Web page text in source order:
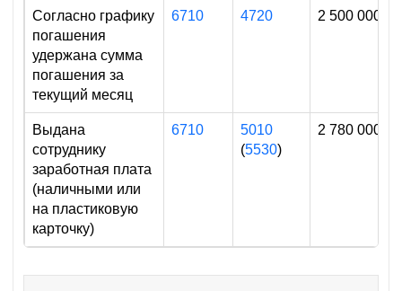
Согласно графику
погашения
удержана сумма
погашения за
текущий месяц
6710 4720 2 500 000
Выдана
сотруднику
заработная плата
(наличными или
на пластиковую
карточку)
6710
5010
(5530)
2 780 000